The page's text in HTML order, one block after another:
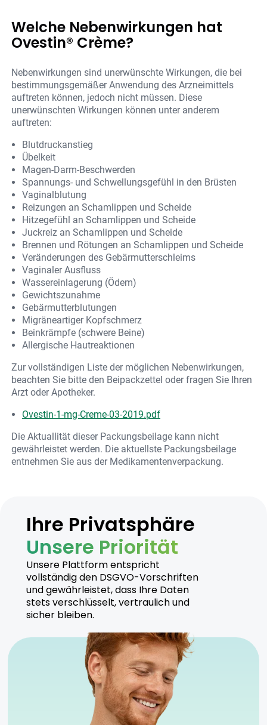
Welche Nebenwirkungen hat
Ovestin® Crème?
Nebenwirkungen sind unerwünschte Wirkungen, die bei
bestimmungsgemäßer Anwendung des Arzneimittels
auftreten können, jedoch nicht müssen. Diese
unerwünschten Wirkungen können unter anderem
auftreten:
Blutdruckanstieg
Übelkeit
Magen-Darm-Beschwerden
Spannungs- und Schwellungsgefühl in den Brüsten
Vaginalblutung
Reizungen an Schamlippen und Scheide
Hitzegefühl an Schamlippen und Scheide
Juckreiz an Schamlippen und Scheide
Brennen und Rötungen an Schamlippen und Scheide
Veränderungen des Gebärmutterschleims
Vaginaler Ausfluss
Wassereinlagerung (Ödem)
Gewichtszunahme
Gebärmutterblutungen
Migräneartiger Kopfschmerz
Beinkrämpfe (schwere Beine)
Allergische Hautreaktionen
Zur vollständigen Liste der möglichen Nebenwirkungen,
beachten Sie bitte den Beipackzettel oder fragen Sie Ihren
Arzt oder Apotheker.
Ovestin-1-mg-Creme-03-2019.pdf
Die Aktuallität dieser Packungsbeilage kann nicht
gewährleistet werden. Die aktuellste Packungsbeilage
entnehmen Sie aus der Medikamentenverpackung.
Ihre Privatsphäre
Unsere Priorität
Unsere Plattform entspricht
vollständig den DSGVO-Vorschriften
und gewährleistet, dass Ihre Daten
stets verschlüsselt, vertraulich und
sicher bleiben.